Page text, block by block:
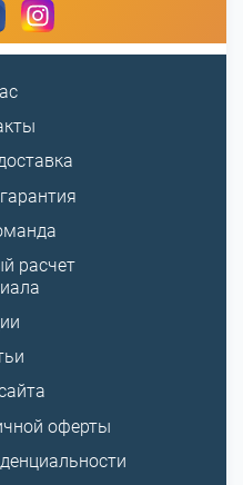
расчет
оферты